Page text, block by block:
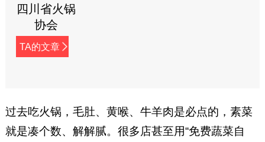
四川省火锅
协会
TA的文章
过去吃火锅，毛肚、黄喉、牛羊肉是必点的，素菜
就是凑个数、解解腻。很多店甚至用“免费蔬菜自